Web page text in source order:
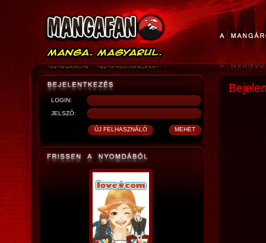
LOGIN:
JELSZÓ: